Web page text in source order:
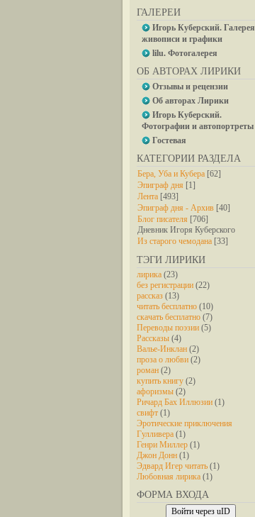
ГАЛЕРЕИ
Игорь Куберский. Галерея
живописи и графики
lilu. Фотогалерея
ОБ АВТОРАХ ЛИРИКИ
Отзывы и рецензии
Об авторах Лирики
Игорь Куберский.
Фотографии и автопортреты
Гостевая
КАТЕГОРИИ РАЗДЕЛА
Бера, Уба и Кубера [62]
Эпиграф дня [1]
Лента [493]
Эпиграф дня - Архив [40]
Блог писателя [706]
Дневник Игоря Куберского
Из старого чемодана [33]
ТЭГИ ЛИРИКИ
лирика (23)
без регистрации (22)
рассказ (13)
читать бесплатно (10)
скачать бесплатно (7)
Переводы поэзии (5)
Рассказы (4)
Валье-Инклан (2)
проза о любви (2)
роман (2)
купить книгу (2)
афоризмы (2)
Ричард Бах Иллюзии (1)
свифт (1)
Эротические приключения
Гулливера (1)
Генри Миллер (1)
Джон Донн (1)
Эдвард Игер читать (1)
Любовная лирика (1)
ФОРМА ВХОДА
Войти через uID